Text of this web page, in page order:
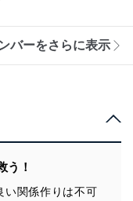
バーをさらに表示
う！
い関係作りは不可